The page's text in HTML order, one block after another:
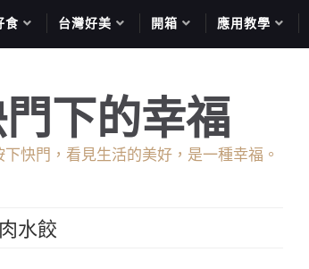
食 台灣好美 開箱 應用教學
下的幸福
快門，看見生活的美好，是一種幸福。
水餃